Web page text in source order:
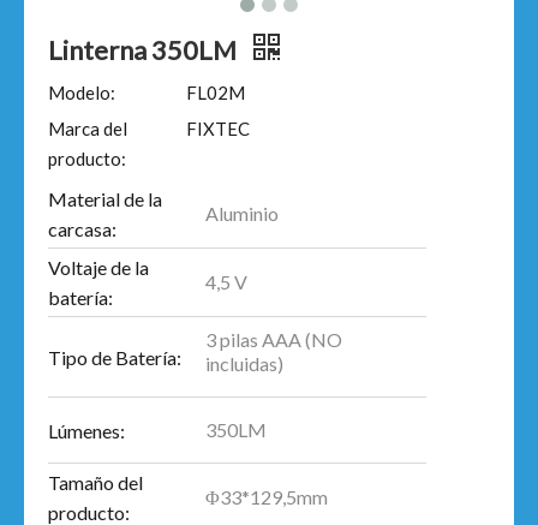
Linterna 350LM
Modelo:
FL02M
Marca del
producto:
FIXTEC
Material de la
carcasa:
Aluminio
Voltaje de la
batería:
4,5 V
Tipo de Batería:
3 pilas AAA (NO
incluidas)
Lúmenes: 350LM
Tamaño del
producto:
Φ33*129,5mm